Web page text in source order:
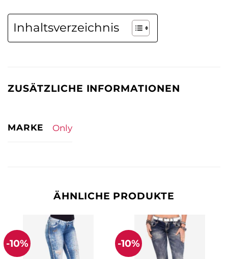
Inhaltsverzeichnis
ZUSÄTZLICHE INFORMATIONEN
MARKE Only
ÄHNLICHE PRODUKTE
-10% -10%